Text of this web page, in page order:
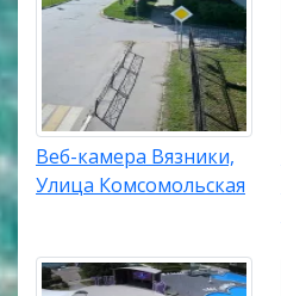
Веб-камера Вязники,
Улица Комсомольская